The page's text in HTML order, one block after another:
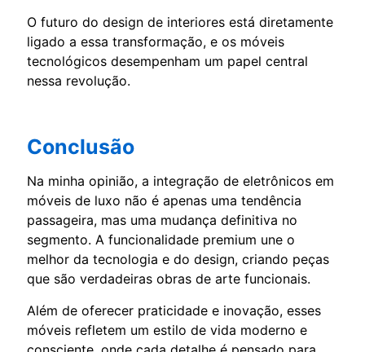
O futuro do design de interiores está diretamente
ligado a essa transformação, e os móveis
tecnológicos desempenham um papel central
nessa revolução.
Conclusão
Na minha opinião, a integração de eletrônicos em
móveis de luxo não é apenas uma tendência
passageira, mas uma mudança definitiva no
segmento. A funcionalidade premium une o
melhor da tecnologia e do design, criando peças
que são verdadeiras obras de arte funcionais.
Além de oferecer praticidade e inovação, esses
móveis refletem um estilo de vida moderno e